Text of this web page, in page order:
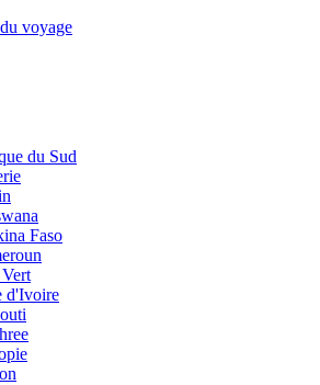
du Sud
Faso
d'Ivoire